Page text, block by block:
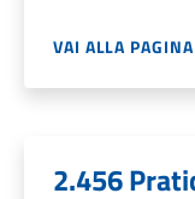
VAI ALLA PAGINA
2.456